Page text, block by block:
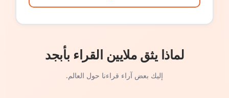
لماذا يثق ملايين القراء بأبجد
إليك بعض آراء قراءنا حول العالم.